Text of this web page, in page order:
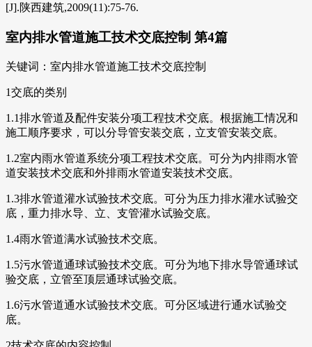
[J].陕西建筑,2009(11):75-76.
室内排水管道施工技术交底控制 第4篇
关键词：室内排水管道施工技术交底控制
1交底的类别
1.1排水管道及配件安装分项工程技术交底。根据施工情况和
施工顺序要求，可以分导管安装交底，立支管安装交底。
1.2室内雨水管道系统分项工程技术交底。可分为内排雨水管
道安装技术交底和外排雨水管道安装技术交底。
1.3排水管道灌水试验技术交底。可分为压力排水灌水试验交
底，重力排水导、立、支管灌水试验交底。
1.4雨水管道满水试验技术交底。
1.5污水管道通球试验技术交底。可分为地下排水导管通球试
验交底，立管至顶层通球试验交底。
1.6污水管道通水试验技术交底。可分区域进行通水试验交
底。